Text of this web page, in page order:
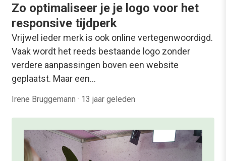
Zo optimaliseer je je logo voor het
responsive tijdperk
Vrijwel ieder merk is ook online vertegenwoordigd.
Vaak wordt het reeds bestaande logo zonder
verdere aanpassingen boven een website
geplaatst. Maar een…
Irene Bruggemann · 13 jaar geleden